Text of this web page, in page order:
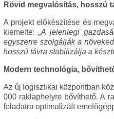
Rövid megvalósítás, hosszú
A projekt előkészítése és
kiemelte: „A jelenlegi
egyszerre szolgálják a
hosszú távra stabilizálja a
Modern technológia,
Az új logisztikai központban
000 raklaphelyre bővíthető. A
feladatra optimalizált